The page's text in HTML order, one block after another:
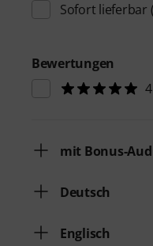
Sofort lieferbar
Bewertungen
4
mit Bonus-
Deutsch
Englisch